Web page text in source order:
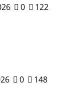
0 122
0 148